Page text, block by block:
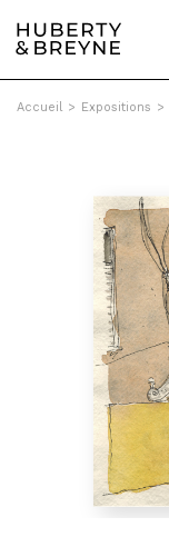
Accueil > Expositions >